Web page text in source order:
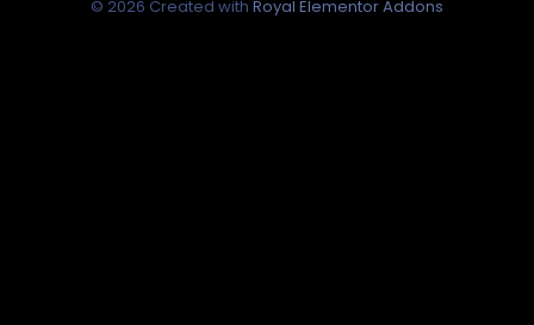
© 2026 Created with Royal Elementor Addons